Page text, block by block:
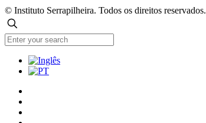
© Instituto Serrapilheira. Todos os direitos reservados.